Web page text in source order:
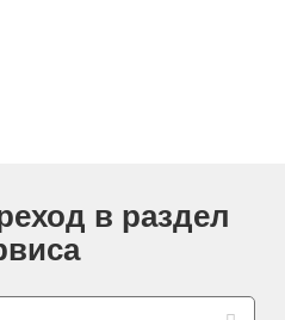
в раздел